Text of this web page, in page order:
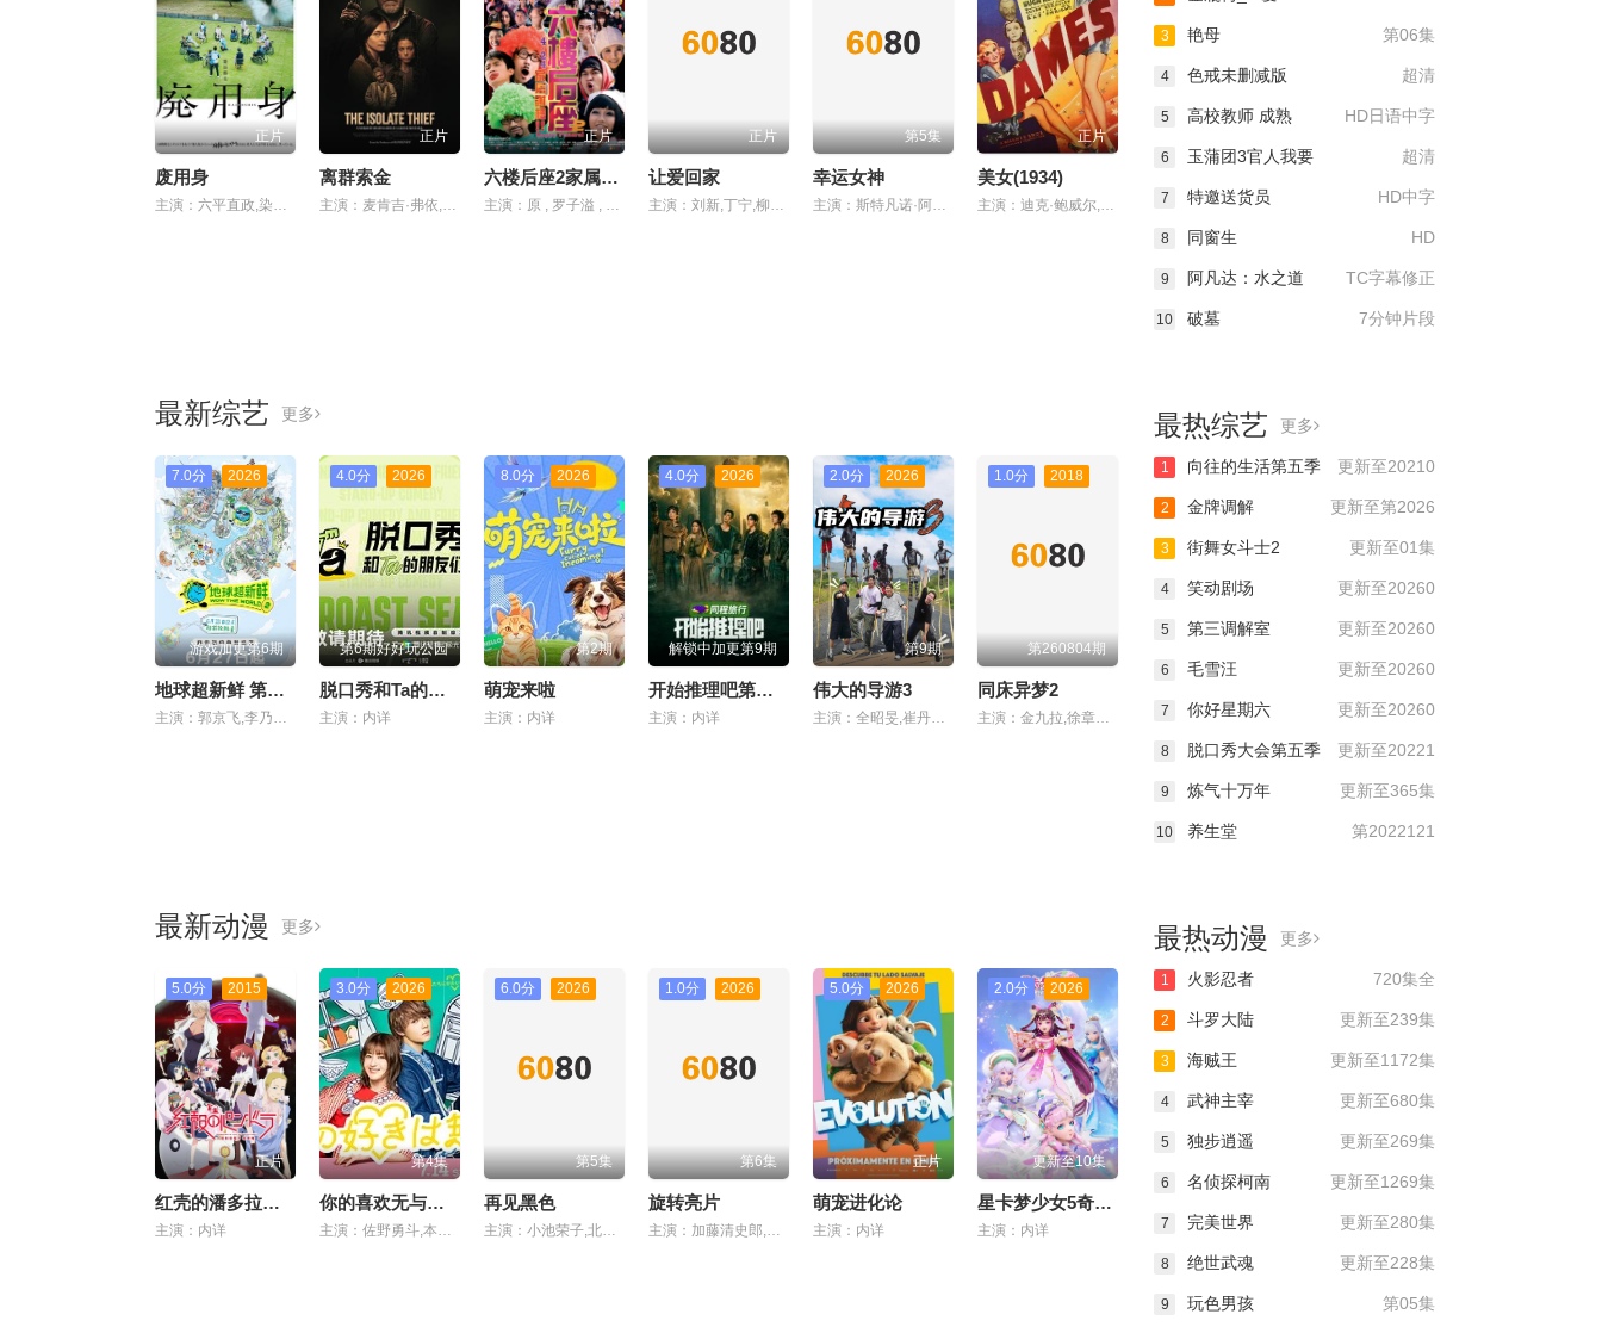
正片
废用身
主演：六平直政,染谷将太,泷内公美,北村有起哉,吉冈睦雄,中村映里子,广末哲万,中井友望
正片
离群索金
主演：麦肯吉·弗依,肖恩·宾,奥德娅·拉什
正片
六楼后座2家属谢礼
主演：原 , 罗子溢 , 江若琳 , 陆永 , 郑诗君 , 曾志伟 , 林嘉欣 , 卢巧音 , 周俊伟
正片
让爱回家
主演：刘新,丁宁,柳佳慧,马新平,杨朝成
第5集
幸运女神
主演：斯特凡诺·阿科尔西,杰丝敏·特丽卡,爱德华多·莱奥
正片
美女(1934)
主演：迪克·鲍威尔,鲁比·基勒,Hugh,Herbert
第06集
3 艳母
超清
4 色戒未删减版
HD日语中字
5 高校教师 成熟
超清
6 玉蒲团3官人我要
HD中字
7 特邀送货员
HD
8 同窗生
TC字幕修正
9 阿凡达：水之道
7分钟片段
10 破墓
最新综艺 更多
7.0分 2026
游戏加更第6期
地球超新鲜 第二季
主演：郭京飞,李乃文,孙红雷,王玉雯,陈星旭,刘宇宁,林一,龚俊
4.0分 2026
第6期好好玩公园
脱口秀和Ta的朋友们 第三季
主演：内详
8.0分 2026
第2期
萌宠来啦
主演：内详
4.0分 2026
解锁中加更第9期
开始推理吧第四季
主演：内详
2.0分 2026
第9期
伟大的导游3
主演：全昭旻,崔丹尼尔,李茂真,金大浩,朴明秀
1.0分 2018
第260804期
同床异梦2
主演：金九拉,徐章勋,秋瓷炫,于晓光
最热综艺 更多
更新至20210
1 向往的生活第五季
更新至第2026
2 金牌调解
更新至01集
3 街舞女斗士2
更新至20260
4 笑动剧场
更新至20260
5 第三调解室
更新至20260
6 毛雪汪
更新至20260
7 你好星期六
更新至20221
8 脱口秀大会第五季
更新至365集
9 炼气十万年
第2022121
10 养生堂
最新动漫 更多
5.0分 2015
正片
红壳的潘多拉剧场版
主演：内详
3.0分 2026
第4集
你的喜欢无与伦比
主演：佐野勇斗,本乡奏多,金田哲,松本若菜,高岛政伸,小野花梨,白石加代子,岛崎和歌子,藤井隆,白本彩奈,中村隼人
6.0分 2026
第5集
再见黑色
主演：小池荣子,北香那,冈山天音,户田惠子,渡部笃郎
1.0分 2026
第6集
旋转亮片
主演：加藤清史郎,萩原护,奥野壮,高桥侃,伊藤明日阳,桃儿,吉泽要人,骏河太郎,南琴奈,吉田晴登,仲野温,吉村界人
5.0分 2026
正片
萌宠进化论
主演：内详
2.0分 2026
更新至10集
星卡梦少女5奇迹绽放
主演：内详
最热动漫 更多
720集全
1 火影忍者
更新至239集
2 斗罗大陆
更新至1172集
3 海贼王
更新至680集
4 武神主宰
更新至269集
5 独步逍遥
更新至1269集
6 名侦探柯南
更新至280集
7 完美世界
更新至228集
8 绝世武魂
第05集
9 玩色男孩